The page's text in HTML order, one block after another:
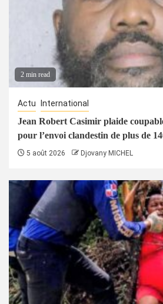
2 min read
Actu International
Jean Robert Casimir plaide
pour l’envoi clandestin de plus de
5 août 2026 Djovany MICHEL